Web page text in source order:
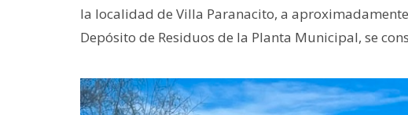
la localidad de Villa Paranacito, a
Depósito de Residuos de la Planta Municipal, se